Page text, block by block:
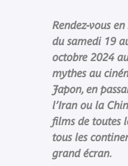
Rendez-vous
du samedi 19
octobre 2024
mythes au
Japon, en
l’Iran ou la
films de toutes
tous les
grand écran.